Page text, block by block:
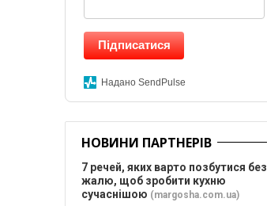
Підписатися
Надано SendPulse
НОВИНИ ПАРТНЕРІВ
7 речей, яких варто позбутися без
жалю, щоб зробити кухню
сучаснішою (margosha.com.ua)